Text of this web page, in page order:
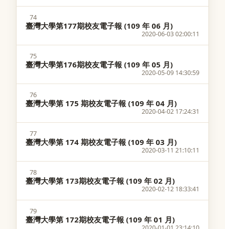
74
臺灣大學第177期校友電子報 (109 年 06 月)
2020-06-03 02:00:11
75
臺灣大學第176期校友電子報 (109 年 05 月)
2020-05-09 14:30:59
76
臺灣大學第 175 期校友電子報 (109 年 04 月)
2020-04-02 17:24:31
77
臺灣大學第 174 期校友電子報 (109 年 03 月)
2020-03-11 21:10:11
78
臺灣大學第 173期校友電子報 (109 年 02 月)
2020-02-12 18:33:41
79
臺灣大學第 172期校友電子報 (109 年 01 月)